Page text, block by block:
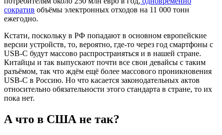
сократив объёмы электронных отходов на 11 000 тонн
ежегодно.
Кстати, поскольку в РФ попадают в основном европейские
версии устройств, то, вероятно, где-то через год смартфоны с
USB-C будут массово распространяться и в нашей стране.
Китайцы и так выпускают почти все свои девайсы с таким
разъёмом, так что ждём ещё более массового проникновения
USB-C в Россию. Но что касается законодательных актов
относительно обязательности этого стандарта в стране, то их
пока нет.
А что в США не так?